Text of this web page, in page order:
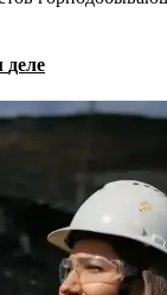
деле